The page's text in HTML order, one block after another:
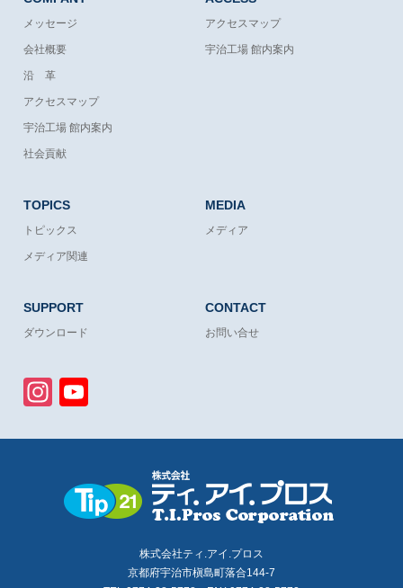
メッセージ
会社概要
沿 革
アクセスマップ
宇治工場 館内案内
社会貢献
アクセスマップ
宇治工場 館内案内
TOPICS
トピックス
メディア関連
MEDIA
メディア
SUPPORT
ダウンロード
CONTACT
お問い合せ
Instagram
株式会社ティ.アイ.プロス
京都府宇治市槇島町落合144-7